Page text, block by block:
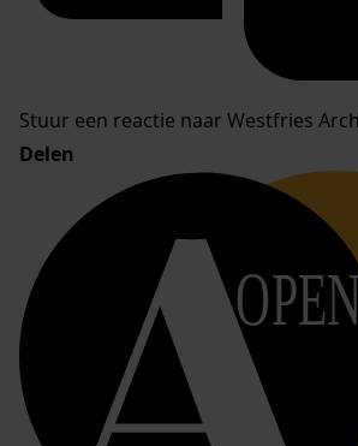
Stuur een reactie naar Westfries
Delen